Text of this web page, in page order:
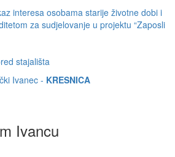
interesa osobama starije životne dobi i
za sudjelovanje u projektu “Zaposli
stajališta
Ivanec - KRESNICA
Ivancu